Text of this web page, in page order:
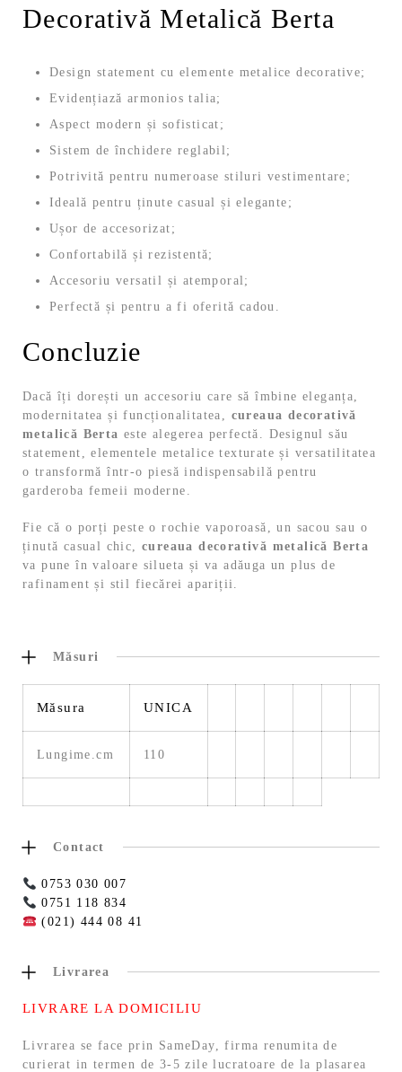
Decorativă Metalică Berta
Design statement cu elemente metalice decorative;
Evidențiază armonios talia;
Aspect modern și sofisticat;
Sistem de închidere reglabil;
Potrivită pentru numeroase stiluri vestimentare;
Ideală pentru ținute casual și elegante;
Ușor de accesorizat;
Confortabilă și rezistentă;
Accesoriu versatil și atemporal;
Perfectă și pentru a fi oferită cadou.
Concluzie
Dacă îți dorești un accesoriu care să îmbine eleganța,
modernitatea și funcționalitatea, cureaua decorativă
metalică Berta este alegerea perfectă. Designul său
statement, elementele metalice texturate și versatilitatea
o transformă într-o piesă indispensabilă pentru
garderoba femeii moderne.
Fie că o porți peste o rochie vaporoasă, un sacou sau o
ținută casual chic,cureaua decorativă metalică Berta
va pune în valoare silueta și va adăuga un plus de
rafinament și stil fiecărei apariții.
Măsuri
Măsura UNICA
Lungime.cm 110
Contact
0753 030 007
0751 118 834
(021) 444 08 41
Livrarea
LIVRARE LA DOMICILIU
Livrarea se face prin SameDay, firma renumita de
curierat in termen de 3-5 zile lucratoare de la plasarea